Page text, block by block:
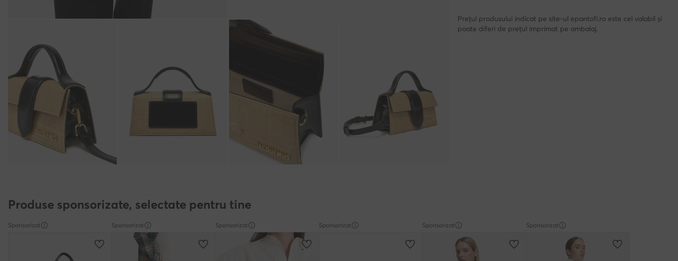
Prețul produsului indicat pe site-ul epantofi.ro este cel valabil și
poate diferi de prețul imprimat pe ambalaj.
Produse sponsorizate, selectate pentru tine
Sponsorizat Sponsorizat Sponsorizat Sponsorizat Sponsorizat Sponsorizat